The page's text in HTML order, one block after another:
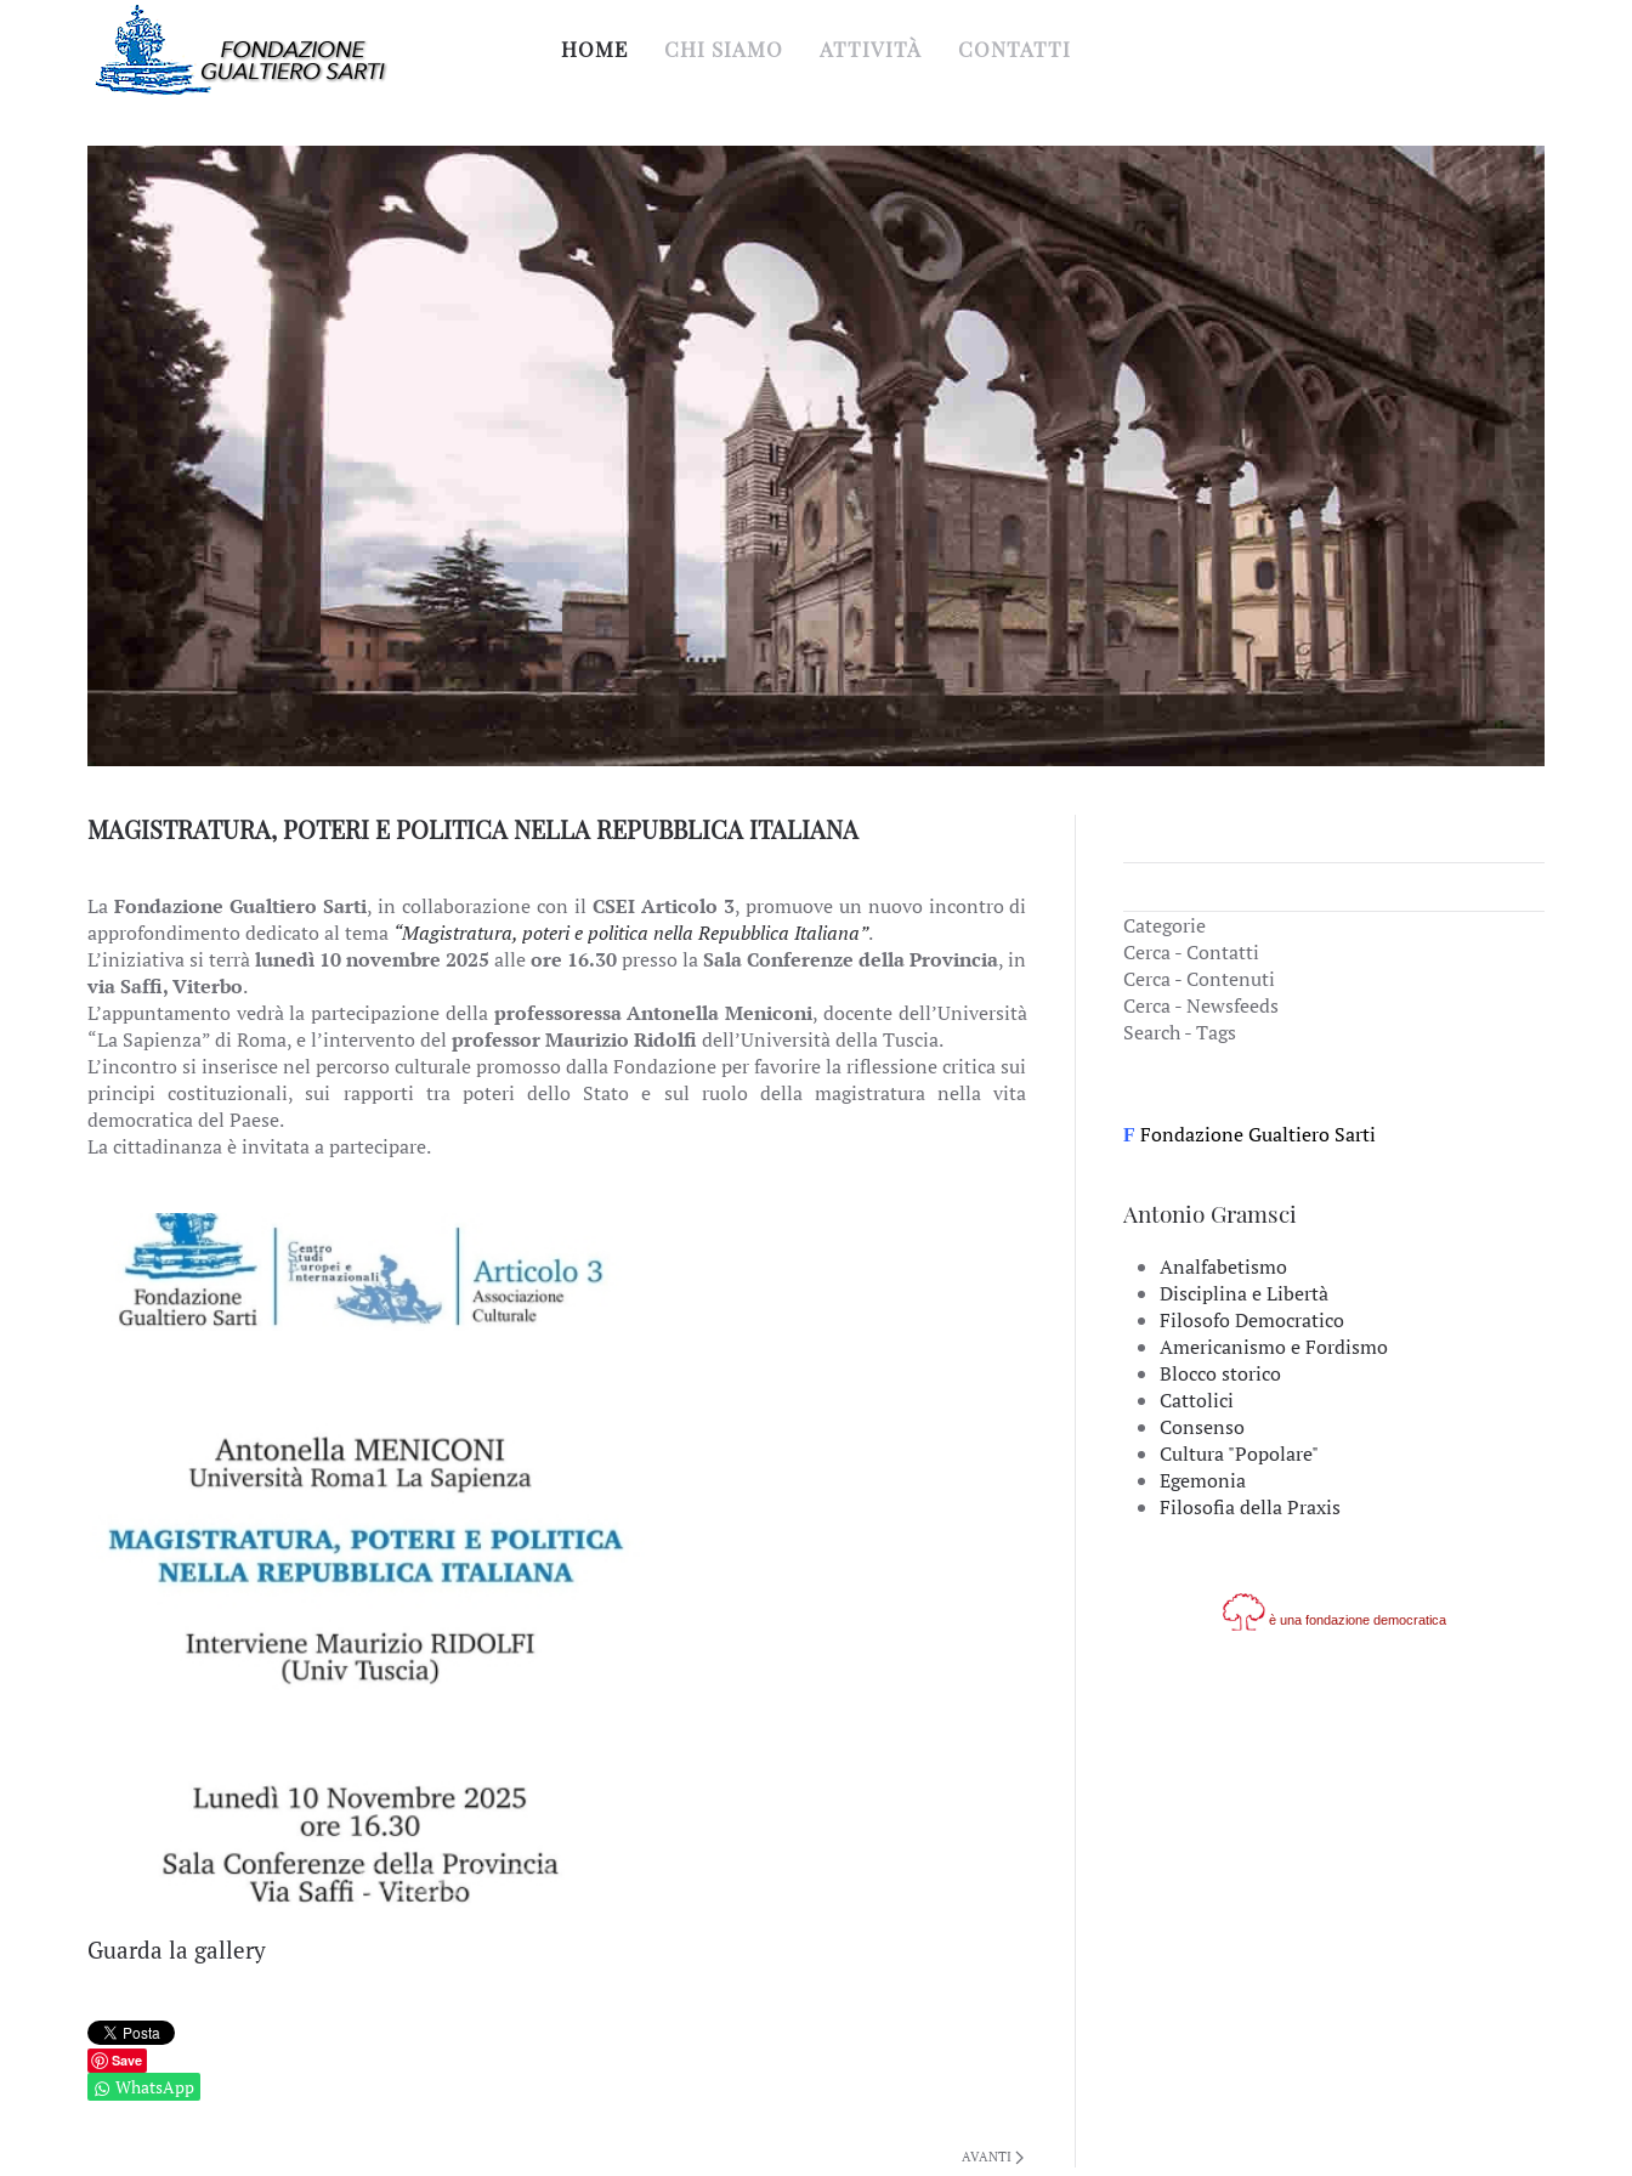
HOME CHI SIAMO ATTIVITÀ CONTATTI
MAGISTRATURA, POTERI E POLITICA NELLA REPUBBLICA ITALIANA
La Fondazione Gualtiero Sarti, in collaborazione con il CSEI Articolo 3, promuove un nuovo incontro di
approfondimento dedicato al tema “Magistratura, poteri e politica nella Repubblica Italiana”.
L’iniziativa si terràlunedì 10 novembre 2025 alleore 16.30presso laSala Conferenze della Provincia, in
via Saffi, Viterbo.
L’appuntamento vedrà la partecipazione della professoressa Antonella Meniconi, docente dell’Università
“La Sapienza” di Roma, e l’intervento del professor Maurizio Ridolfi dell’Università della Tuscia.
L’incontro si inserisce nel percorso culturale promosso dalla Fondazione per favorire la riflessione critica sui
principi costituzionali, sui rapporti tra poteri dello Stato e sul ruolo della magistratura nella vita
democratica del Paese.
La cittadinanza è invitata a partecipare.
Guarda la gallery
Save
WhatsApp
AVANTI
Categorie
Cerca - Contatti
Cerca - Contenuti
Cerca - Newsfeeds
Search - Tags
F Fondazione Gualtiero Sarti
Antonio Gramsci
Analfabetismo
Disciplina e Libertà
Filosofo Democratico
Americanismo e Fordismo
Blocco storico
Cattolici
Consenso
Cultura "Popolare"
Egemonia
Filosofia della Praxis
è una fondazione democratica